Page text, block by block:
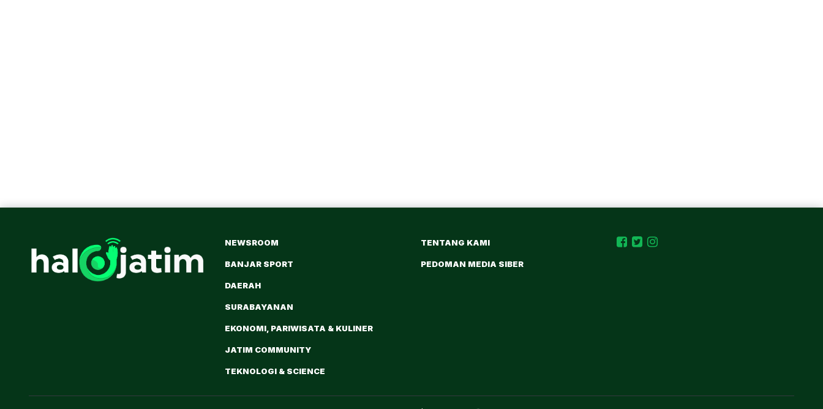
NEWSROOM
BANJAR SPORT
DAERAH
SURABAYANAN
EKONOMI, PARIWISATA & KULINER
JATIM COMMUNITY
TEKNOLOGI & SCIENCE
TENTANG KAMI
PEDOMAN MEDIA SIBER